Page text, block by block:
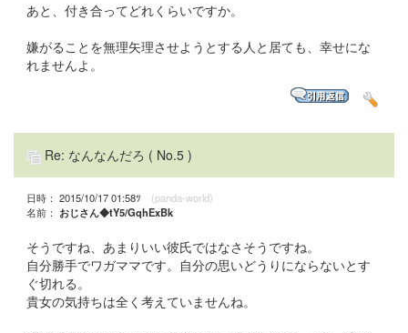
あと、付き合ってどれくらいですか。
嫌がることを無理矢理させようとする人と居ても、幸せにな
れませんよ。
Re: なんなんだろ ( No.5 )
日時： 2015/10/17 01:58ﾂ (panda-world)
名前： おじさん◆tY5/GqhExBk
そうですね、あまりいい彼氏ではなさそうですね。
自分勝手でワガママです。自分の思いどうりにならないとす
ぐ切れる。
貴女の気持ちは全く考えていませんね。